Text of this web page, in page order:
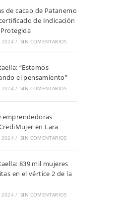
de cacao de Patanemo
de Indicación
2024 / SIN COMENTARIOS
“Estamos
el pensamiento”
2024 / SIN COMENTARIOS
emprendedoras
en Lara
2024 / SIN COMENTARIOS
839 mil mujeres
en el vértice 2 de la
2024 / SIN COMENTARIOS